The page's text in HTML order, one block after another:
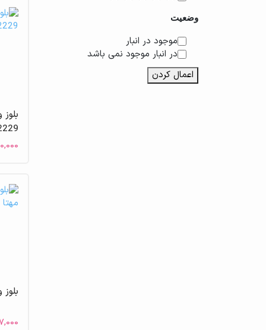
وضعیت
دسترسی
موجود در انبار
در انبار موجود نمی باشد
اعمال کردن
بلوز